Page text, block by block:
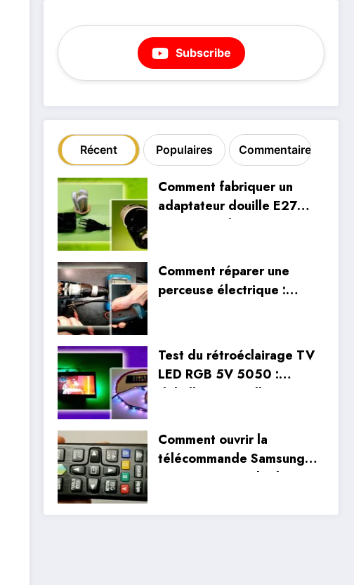
Subscribe
Récent Populaires Commentaire
Comment fabriquer un
adaptateur douille E27
vers prise électrique à
fluocompacte
Comment réparer une
perceuse électrique :
Test du rétroéclairage TV
LED RGB 5V 5050 :
déballage, installation et
Comment ouvrir la
télécommande Samsung
Smart TV ? Guide de
démontage